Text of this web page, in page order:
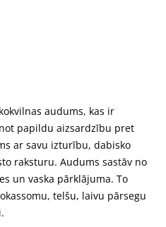
audums, kas ir
papildu aizsardzību pret
ar savu izturību, dabisko
raksturu. Audums sastāv no
un vaska pārklājuma. To
telšu, laivu pārsegu